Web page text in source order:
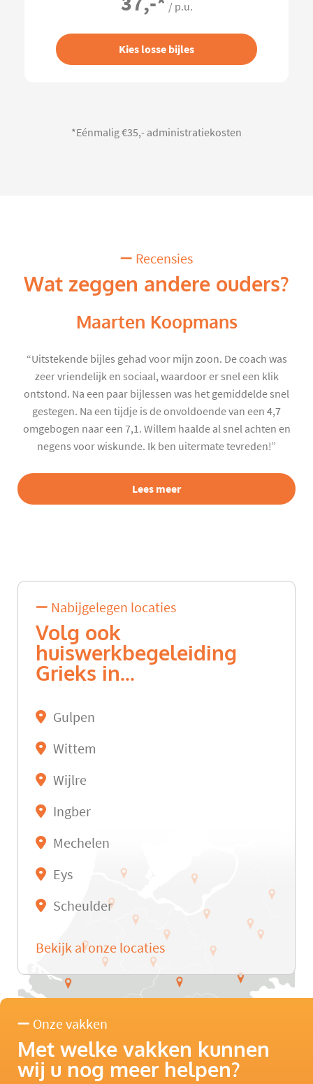
/ p.u.
Kies losse bijles
*Eénmalig €35,- administratiekosten
Recensies
Wat zeggen andere ouders?
Maarten Koopmans
“Uitstekende bijles gehad voor mijn zoon. De coach was
zeer vriendelijk en sociaal, waardoor er snel een klik
ontstond. Na een paar bijlessen was het gemiddelde snel
gestegen. Na een tijdje is de onvoldoende van een 4,7
omgebogen naar een 7,1. Willem haalde al snel achten en
negens voor wiskunde. Ik ben uitermate tevreden!”
Lees meer
Nabijgelegen locaties
Volg ook
huiswerkbegeleiding
Grieks in...
Gulpen
Wittem
Wijlre
Ingber
Mechelen
Eys
Scheulder
Bekijk al onze locaties
Onze vakken
Met welke vakken kunnen
wij u nog meer helpen?